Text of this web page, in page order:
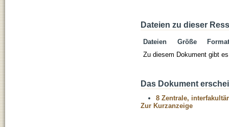
Dateien zu dieser
Dateien Größe
Format
Zu diesem Dokument gibt
Das Dokument
8 Zentrale,
Zur Kurzanzeige